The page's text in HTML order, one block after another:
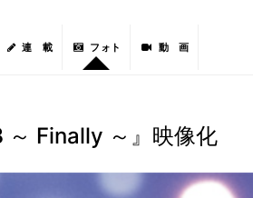
連 載 フォト 動 画
～ Finally ～』映像化